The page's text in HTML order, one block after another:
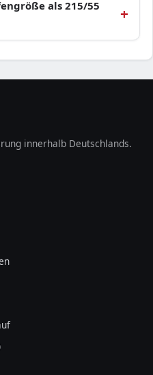
als 215/55
innerhalb Deutschlands.